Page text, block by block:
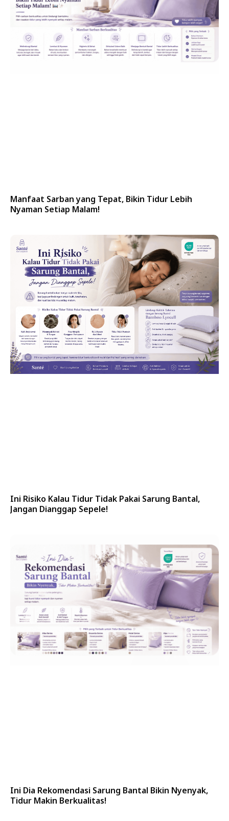
Manfaat Sarban yang Tepat, Bikin Tidur Lebih
Nyaman Setiap Malam!
Ini Risiko Kalau Tidur Tidak Pakai Sarung Bantal,
Jangan Dianggap Sepele!
Ini Dia Rekomendasi Sarung Bantal Bikin Nyenyak,
Tidur Makin Berkualitas!